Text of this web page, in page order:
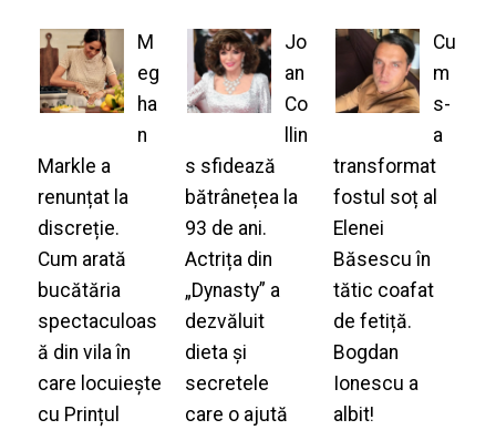
M
eg
ha
n
Markle a
renunțat la
discreție.
Cum arată
bucătăria
spectaculoas
ă din vila în
care locuiește
cu Prințul
Jo
an
Co
llin
s sfidează
bătrânețea la
93 de ani.
Actrița din
„Dynasty” a
dezvăluit
dieta și
secretele
care o ajută
Cu
m
s-
a
transformat
fostul soț al
Elenei
Băsescu în
tătic coafat
de fetiță.
Bogdan
Ionescu a
albit!